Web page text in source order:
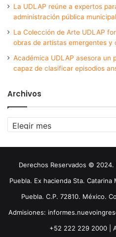
La UDLAP reúne a expertos
administración pública municipal
La Colección de Arte UDLAP
obras de artistas emergentes y
Académica UDLAP asesora un
capaz de clasificar episodios
Archivos
Archivos
Derechos Reservados ©
Puebla. Ex hacienda Sta.
Puebla. C.P. 72810. México.
Admisiones:
+52 222 229 2000 |